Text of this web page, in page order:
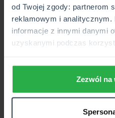
od Twojej zgody: partnerom
reklamowym i analitycznym.
informacje z innymi danymi
uzyskanymi podczas
Zezwól na
numer rejestracyjny;
numer karty pojazdu, jeśli
Wniosek możesz podpisać
sposobów – przez profil
(opcja
Ile czeka się na decyzję o
Okres oczekiwania na